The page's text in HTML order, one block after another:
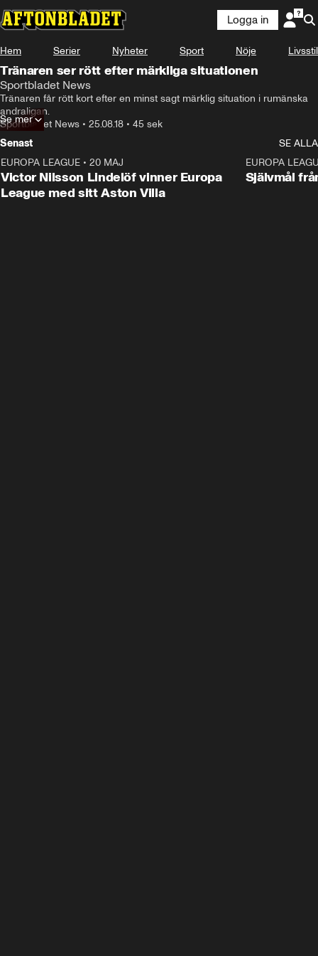
Logga in
Hem Serier Nyheter Sport Nöje Livsstil
Tränaren ser rött efter märkliga situationen
Sportbladet News
Tränaren får rött kort efter en minst sagt märklig situation i rumänska
andraligan.
Sportbladet News • 25.08.18 • 45 sek
Se mer
Senast
SE ALLA
EUROPA LEAGUE • 20 MAJ
Victor Nilsson Lindelöf vinner Europa
League med sitt Aston Villa
EUROPA
Självmål